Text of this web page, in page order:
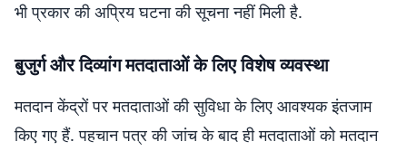
भी प्रकार की अप्रिय घटना की सूचना नहीं मिली है.
बुजुर्ग और दिव्यांग मतदाताओं के लिए विशेष व्यवस्था
मतदान केंद्रों पर मतदाताओं की सुविधा के लिए आवश्यक इंतजाम
किए गए हैं. पहचान पत्र की जांच के बाद ही मतदाताओं को मतदान